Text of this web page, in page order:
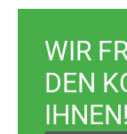
WIR
DEN
IHNEN!